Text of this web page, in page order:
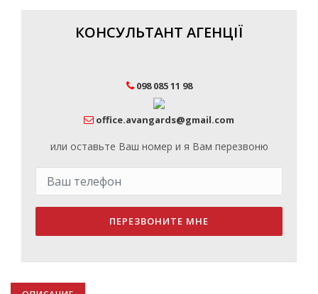
КОНСУЛЬТАНТ АГЕНЦІЇ
098 085 11 98
office.avangards@gmail.com
или оставьте Ваш номер и я Вам перезвоню
ПЕРЕЗВОНИТЕ МНЕ